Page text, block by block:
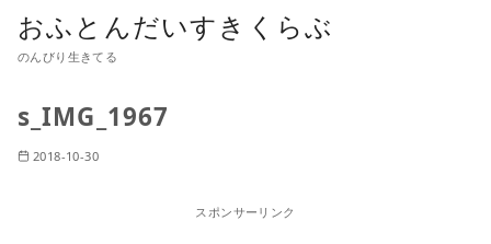
おふとんだいすきくらぶ
のんびり生きてる
s_IMG_1967
2018-10-30
スポンサーリンク